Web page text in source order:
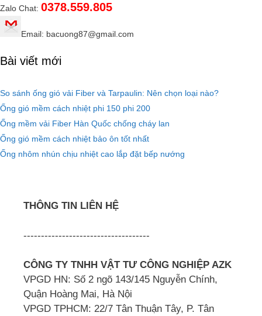
Zalo Chat: 0378.559.805
Email: bacuong87@gmail.com
Bài viết mới
So sánh ống gió vải Fiber và Tarpaulin: Nên chọn loại nào?
Ống gió mềm cách nhiệt phi 150 phi 200
Ống mềm vải Fiber Hàn Quốc chống cháy lan
Ống gió mềm cách nhiệt bảo ôn tốt nhất
Ống nhôm nhún chịu nhiệt cao lắp đặt bếp nướng
THÔNG TIN LIÊN HỆ
------------------------------------
CÔNG TY TNHH VẬT TƯ CÔNG NGHIỆP AZK
VPGD HN: Số 2 ngõ 143/145 Nguyễn Chính,
Quận Hoàng Mai, Hà Nội
VPGD TPHCM: 22/7 Tân Thuận Tây, P. Tân